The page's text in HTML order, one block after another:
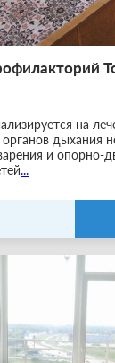
на
дыхания
и опорно-
...